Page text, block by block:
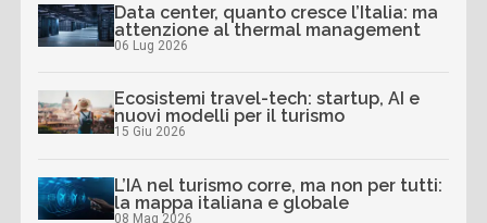
Data center, quanto cresce l’Italia: ma
attenzione al thermal management
06 Lug 2026
Ecosistemi travel-tech: startup, AI e
nuovi modelli per il turismo
15 Giu 2026
L’IA nel turismo corre, ma non per tutti:
la mappa italiana e globale
08 Mag 2026